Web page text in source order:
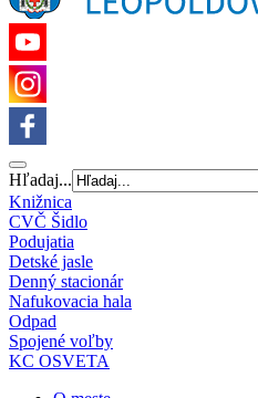
Hľadaj...
Knižnica
CVČ Šidlo
Podujatia
Detské jasle
Denný stacionár
Nafukovacia hala
Odpad
Spojené voľby
KC OSVETA